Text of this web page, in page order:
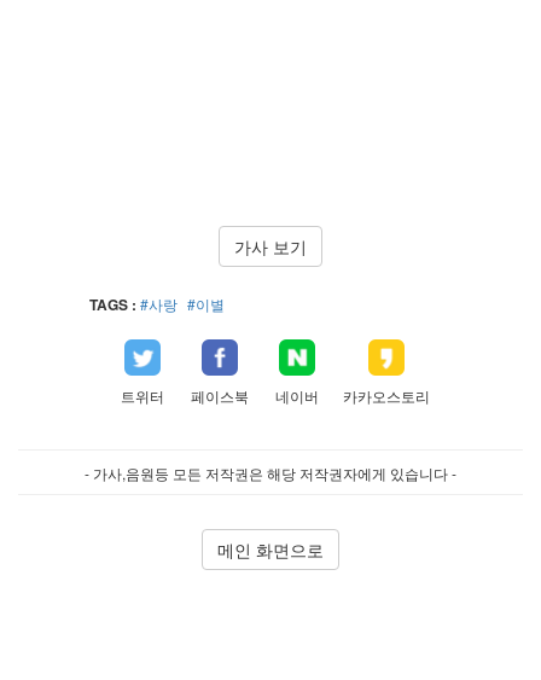
가사 보기
TAGS : #사랑 #이별
트위터 페이스북 네이버 카카오스토리
- 가사,음원등 모든 저작권은 해당 저작권자에게 있습니다 -
메인 화면으로